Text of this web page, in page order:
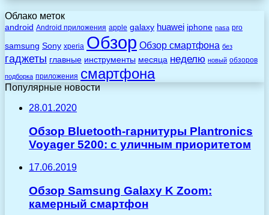
Облако меток
android Android приложения apple galaxy huawei iphone nasa pro
samsung Sony xperia Обзор Обзор смартфона без
гаджеты главные инструменты месяца неделю новый обзоров
подборка приложения смартфона
Популярные новости
28.01.2020
Обзор Bluetooth-гарнитуры Plantronics
Voyager 5200: с уличным приоритетом
17.06.2019
Обзор Samsung Galaxy K Zoom:
камерный смартфон